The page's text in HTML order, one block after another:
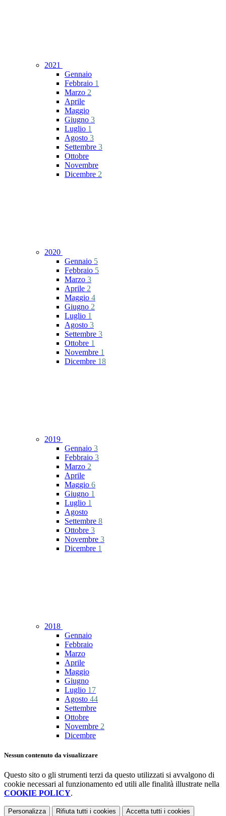
2021
Gennaio
Febbraio 1
Marzo 2
Aprile
Maggio
Giugno 3
Luglio 1
Agosto 3
Settembre 3
Ottobre
Novembre
Dicembre 2
2020
Gennaio 5
Febbraio 5
Marzo 3
Aprile 2
Maggio 4
Giugno 2
Luglio 1
Agosto 3
Settembre 3
Ottobre 1
Novembre 1
Dicembre 18
2019
Gennaio 3
Febbraio 3
Marzo 2
Aprile
Maggio 6
Giugno 1
Luglio 1
Agosto
Settembre 8
Ottobre 3
Novembre 3
Dicembre 1
2018
Gennaio
Febbraio
Marzo
Aprile
Maggio
Giugno
Luglio 17
Agosto 44
Settembre
Ottobre
Novembre 2
Dicembre
Nessun contenuto da visualizzare
Questo sito o gli strumenti terzi da questo utilizzati si avvalgono di
cookie necessari al funzionamento ed utili alle finalità illustrate nella
COOKIE POLICY.
Personalizza Rifiuta tutti i cookies Accetta tutti i cookies